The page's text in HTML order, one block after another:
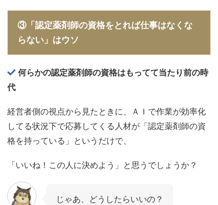
③「認定薬剤師の資格をとれば仕事はなくな
らない」はウソ
何らかの認定薬剤師の資格はもってて当たり前の時
代
経営者側の視点から見たときに、ＡＩで作業が効率化
してる状況下で応募してくる人材が「認定薬剤師の資
格を持っている」というだけで、
「いいね！この人に決めよう」と思うでしょうか？
じゃあ、どうしたらいいの？